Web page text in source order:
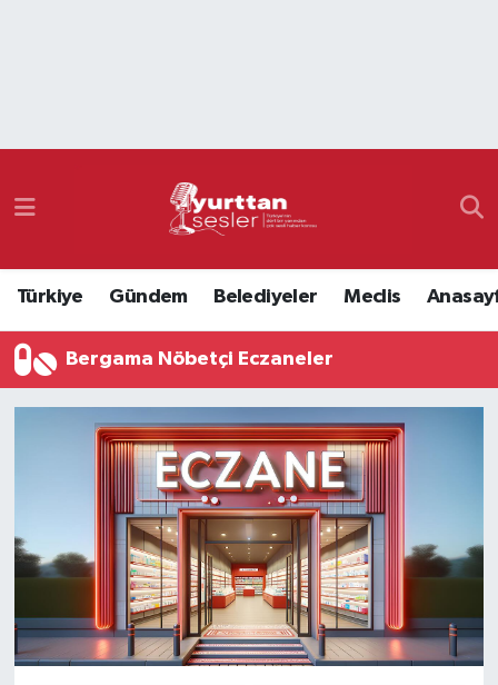
Türkiye Gündem Belediyeler Meclis
Bergama Nöbetçi Eczaneler
Namaz Vakitleri
Süper Lig Puan Durumu ve Fikstür
Tüm Manşetler
Son Dakika Haberleri
Haber Arşivi